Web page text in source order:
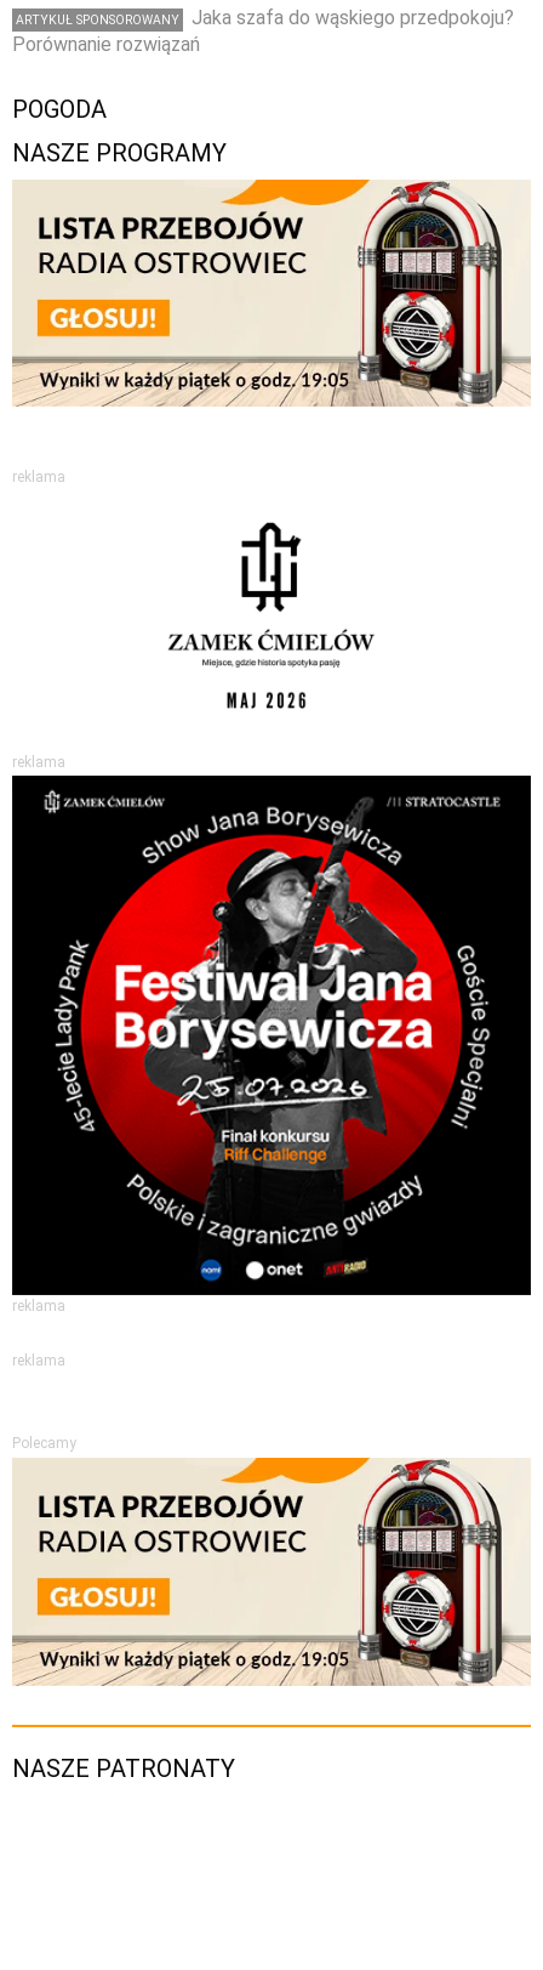
ARTYKUŁ SPONSOROWANY
Jaka szafa do wąskiego przedpokoju?
Porównanie rozwiązań
POGODA
NASZE PROGRAMY
reklama
reklama
reklama
reklama
Polecamy
NASZE PATRONATY